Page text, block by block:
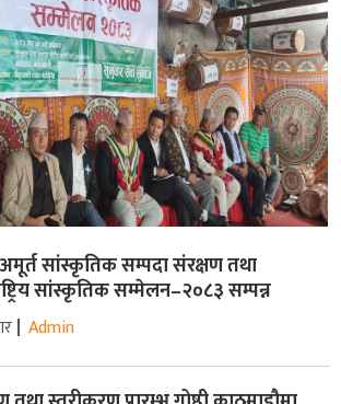
सांस्कृतिक सम्पदा संरक्षण तथा
सांस्कृतिक सम्मेलन–२०८३ सम्पन्न
Admin